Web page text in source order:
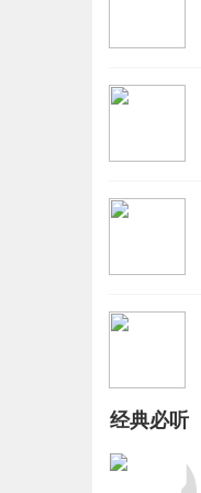
经典必听